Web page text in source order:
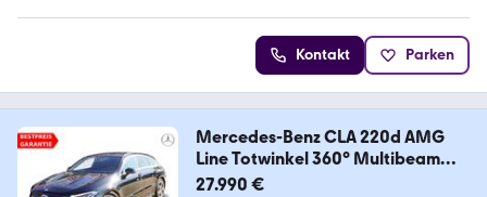
Kontakt Parken
Mercedes-Benz CLA 220d AMG
Line Totwinkel 360° Multibeam
Pano
27.990 €